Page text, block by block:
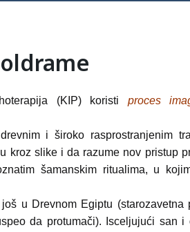
(KIP) koristi proces
i široko rasprostranjenim
kroz slike i da razume nov pristup
šamanskim ritualima, u
u Drevnom Egiptu
da protumači). Isceljujući san